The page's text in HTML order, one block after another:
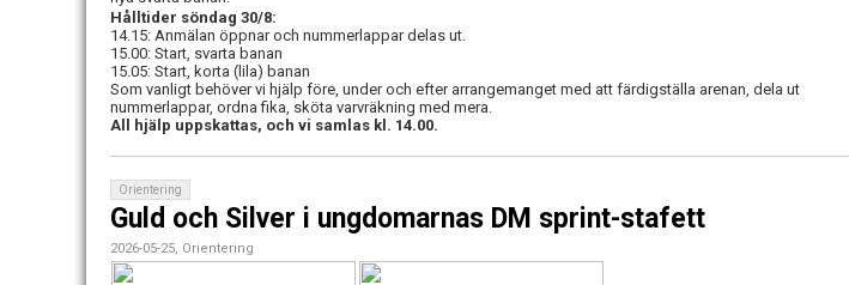
Hålltider söndag 30/8:
14.15: Anmälan öppnar och nummerlappar delas ut.
15.00: Start, svarta banan
15.05: Start, korta (lila) banan
Som vanligt behöver vi hjälp före, under och efter arrangemanget med att färdigställa arenan, dela ut
nummerlappar, ordna fika, sköta varvräkning med mera.
All hjälp uppskattas, och vi samlas kl. 14.00.
Orientering
Guld och Silver i ungdomarnas DM sprint-stafett
2026-05-25, Orientering